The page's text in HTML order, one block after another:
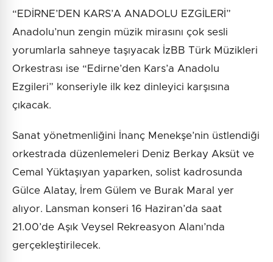
“EDİRNE’DEN KARS’A ANADOLU EZGİLERİ”
Anadolu’nun zengin müzik mirasını çok sesli
yorumlarla sahneye taşıyacak İzBB Türk Müzikleri
Orkestrası ise “Edirne’den Kars’a Anadolu
Ezgileri” konseriyle ilk kez dinleyici karşısına
çıkacak.
Sanat yönetmenliğini İnanç Menekşe’nin üstlendiği
orkestrada düzenlemeleri Deniz Berkay Aksüt ve
Cemal Yüktaşıyan yaparken, solist kadrosunda
Gülce Alatay, İrem Gülem ve Burak Maral yer
alıyor. Lansman konseri 16 Haziran’da saat
21.00’de Aşık Veysel Rekreasyon Alanı’nda
gerçekleştirilecek.